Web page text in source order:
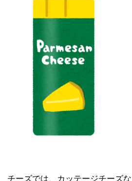
チーズでは、カッテージチーズ